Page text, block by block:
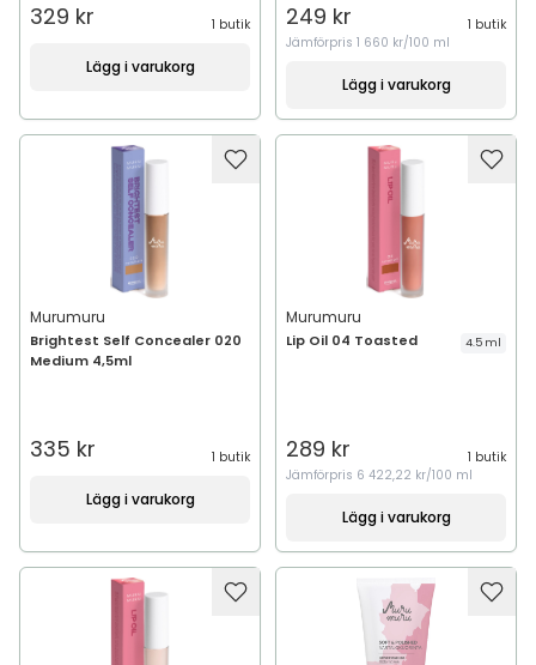
329 kr 1 butik
Lägg i varukorg
249 kr
1 butik
Jämförpris 1 660 kr/100 ml
Lägg i varukorg
Murumuru
Brightest Self Concealer 020
Medium 4,5ml
335 kr 1 butik
Lägg i varukorg
Murumuru
Lip Oil 04 Toasted 4.5 ml
289 kr
1 butik
Jämförpris 6 422,22 kr/100 ml
Lägg i varukorg